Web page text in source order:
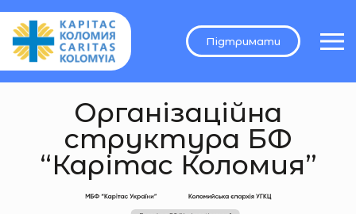
Підтримати
Організаційна
структура БФ
“Карітас Коломия”